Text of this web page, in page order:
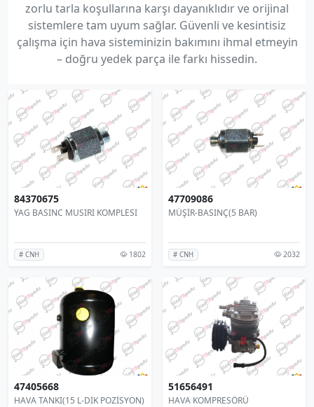
zorlu tarla koşullarına karşı dayanıklıdır ve orijinal
sistemlere tam uyum sağlar. Güvenli ve kesintisiz
çalışma için hava sisteminizin bakımını ihmal etmeyin
– doğru yedek parça ile farkı hissedin.
84370675
YAG BASINC MUSIRI KOMPLESI
# CNH 1802
47709086
MÜŞİR-BASINÇ(5 BAR)
# CNH 2032
47405668
HAVA TANKI(15 L-DİK POZİSYON)
51656491
HAVA KOMPRESÖRÜ